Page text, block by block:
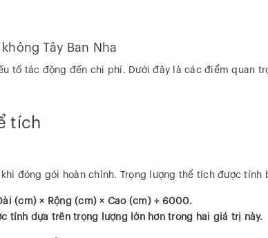
Tây Ban Nha
tố tác động đến chi phí. Dưới đây là các điểm quan
tích
đóng gói hoàn chỉnh. Trọng lượng thể tích được tính
(cm) × Rộng (cm) × Cao (cm) ÷ 6000.
tính dựa trên trọng lượng lớn hơn trong hai giá trị này.